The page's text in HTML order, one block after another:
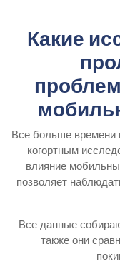
Какие
Все больше времени
когортным
влияние
позволяет
Все данные
также они